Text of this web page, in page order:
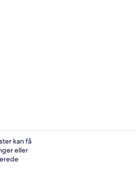
Deluxe-penthouselejlighed - 2
kan få
eller